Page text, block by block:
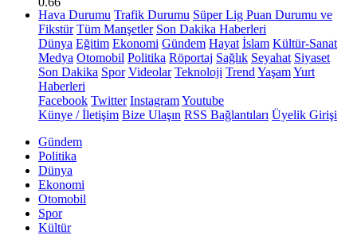
Hava Durumu Trafik Durumu Süper Lig Puan Durumu ve
Fikstür Tüm Manşetler Son Dakika Haberleri
Dünya Eğitim Ekonomi Gündem Hayat İslam Kültür-Sanat
Medya Otomobil Politika Röportaj Sağlık Seyahat Siyaset
Son Dakika Spor Videolar Teknoloji Trend YaşamYurt
Haberleri
Facebook Twitter InstagramYoutube
Künye / İletişim Bize Ulaşın RSS Bağlantıları Üyelik Girişi
Gündem
Politika
Dünya
Ekonomi
Otomobil
Spor
Kültür